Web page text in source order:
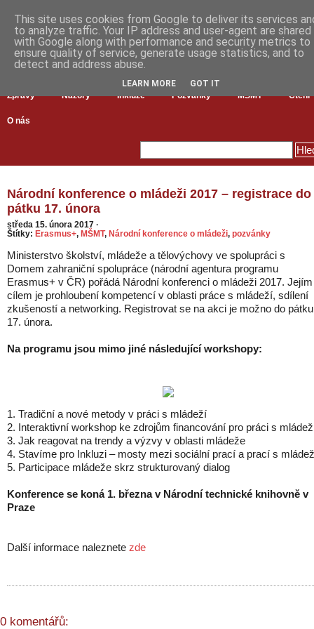
Zprávy Názory Inkluze Pozvánky MŠMT Čtení
O nás
Národní konference o mládeži 2017 – registrace do
pátku 17. února
středa 15. února 2017 ·
Štítky: Erasmus+, MŠMT, Národní konference o mládeži, pozvánky
Ministerstvo školství, mládeže a tělovýchovy ve spolupráci s
Domem zahraniční spolupráce (národní agentura programu
Erasmus+ v ČR) pořádá Národní konferenci o mládeži 2017. Jejím
cílem je prohloubení kompetencí v oblasti práce s mládeží, sdílení
zkušeností a networking. Registrovat se na akci je možno do pátku
17. února.
Na programu jsou mimo jiné následující workshopy:
1. Tradiční a nové metody v práci s mládeží
2. Interaktivní workshop ke zdrojům financování pro práci s
3. Jak reagovat na trendy a výzvy v oblasti mládeže
4. Stavíme pro Inkluzi – mosty mezi sociální prací a prací s
5. Participace mládeže skrz strukturovaný dialog
Konference se koná 1. března v Národní technické knihovně v
Praze
Další informace naleznete zde
0 komentářů:
This site uses cookies from Google to deliver its services
to analyze traffic. Your IP address and user-agent are shared
with Google along with performance and security metrics to
ensure quality of service, generate usage statistics, and to
detect and address abuse.
LEARN MORE GOT IT